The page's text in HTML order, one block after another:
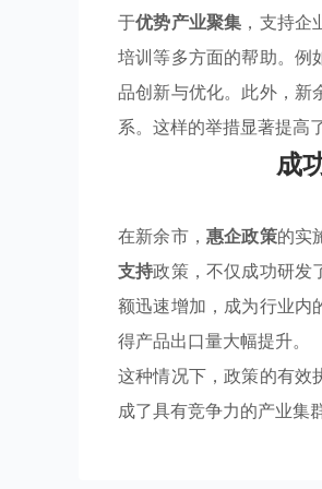
于优势产业聚集 ，支持
培训等多方面的帮助。例
品创新与优化。此外，新
系。这样的举措显著提高
成
在新余市，惠企政策的实
支持政策，不仅成功研发
额迅速增加，成为行业内
得产品出口量大幅提升。
这种情况下，政策的有效
成了具有竞争力的产业集